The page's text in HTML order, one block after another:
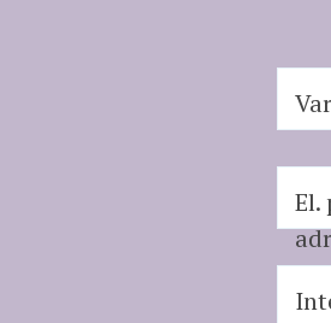
El.